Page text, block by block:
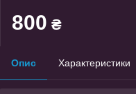
800 ₴
Опис Характеристики